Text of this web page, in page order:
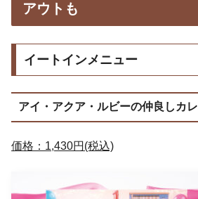
アウトも
イートインメニュー
アイ・アクア・ルビーの仲良しカ
価格：1,430円(税込)